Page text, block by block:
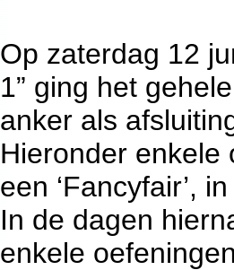
Op zaterdag 12
1” ging het
anker als
Hieronder enkele
een ‘Fancyfair’,
In de dagen
enkele